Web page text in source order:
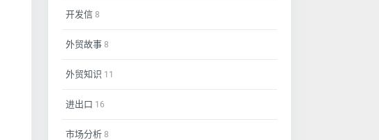
开发信 8
外贸故事 8
外贸知识 11
进出口 16
市场分析 8